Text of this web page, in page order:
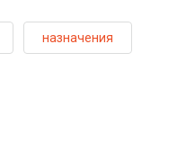
назначения